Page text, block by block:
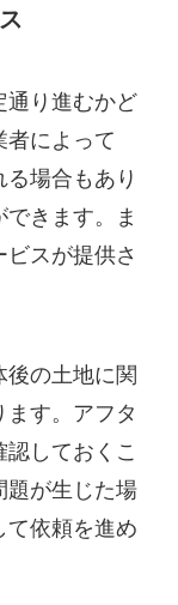
通り進むかど
者によって
場合もあり
きます。ま
スが提供さ
後の土地に関
す。アフタ
しておくこ
題が生じた場
て依頼を進め